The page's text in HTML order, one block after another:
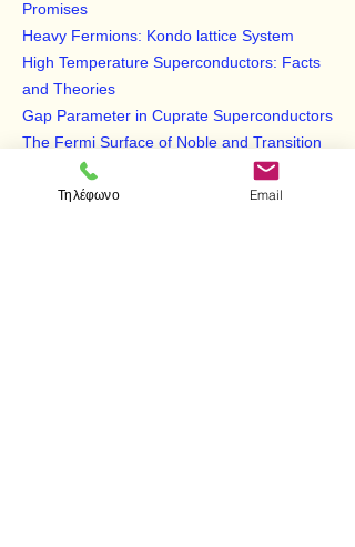
Promises
Heavy Fermions: Kondo lattice System
High Temperature Superconductors: Facts
and Theories
Gap Parameter in Cuprate Superconductors
The Fermi Surface of Noble and Transition
Metals: Effect of Exchange-Correlation
Potentials
Τηλέφωνο Email